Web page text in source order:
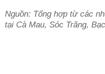
Nguồn: Tổng hợp từ các
tại Cà Mau, Sóc Trăng,